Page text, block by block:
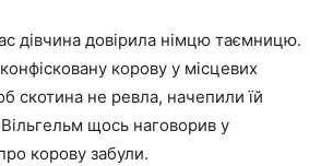
дівчина довірила німцю таємницю.
корову у місцевих
скотина не ревла, начепили їй
щось наговорив у
корову забули.